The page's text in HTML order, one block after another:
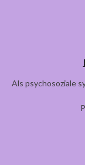
Als psychosoziale